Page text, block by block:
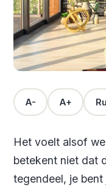
A- A+
Het voelt alsof
betekent niet dat
tegendeel, je